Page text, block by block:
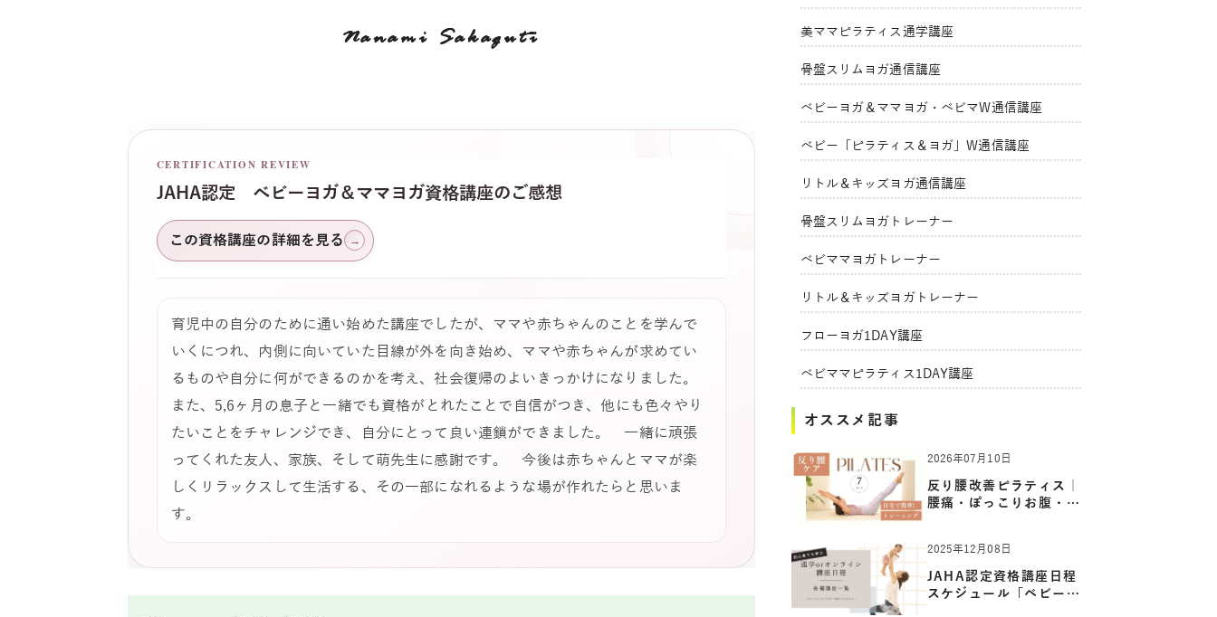
Nanami Sakaguti
CERTIFICATION REVIEW
JAHA認定 ベビーヨガ＆ママヨガ資格講座のご感想
この資格講座の詳細を見る →
育児中の自分のために通い始めた講座でしたが、ママや赤ちゃんのことを学んで
いくにつれ、内側に向いていた目線が外を向き始め、ママや赤ちゃんが求めてい
るものや自分に何ができるのかを考え、社会復帰のよいきっかけになりました。
また、5,6ヶ月の息子と一緒でも資格がとれたことで自信がつき、他にも色々やり
たいことをチャレンジでき、自分にとって良い連鎖ができました。 一緒に頑張
ってくれた友人、家族、そして萌先生に感謝です。 今後は赤ちゃんとママが楽
しくリラックスして生活する、その一部になれるような場が作れたらと思いま
す。
美ママピラティス通学講座
骨盤スリムヨガ通信講座
ベビーヨガ＆ママヨガ・ベビマW通信講座
ベビー「ピラティス＆ヨガ」W通信講座
リトル＆キッズヨガ通信講座
骨盤スリムヨガトレーナー
ベビママヨガトレーナー
リトル＆キッズヨガトレーナー
フローヨガ1DAY講座
ベビママピラティス1DAY講座
オススメ記事
2026年07月10日
反り腰改善ピラティス｜
腰痛・ぽっこりお腹・姿
2025年12月08日
JAHA認定資格講座日程
スケジュール「ベビーヨ